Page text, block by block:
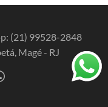
(21) 99528-2848
Magé - RJ